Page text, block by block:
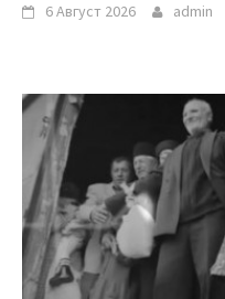
6 Август 2026 admin